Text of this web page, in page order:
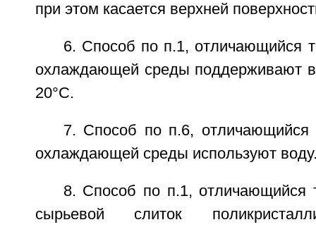
при этом касается верхней
6. Способ по п.1, отличающийся
охлаждающей среды поддерживают
20°C.
7. Способ по п.6, отличающийся
охлаждающей среды используют
8. Способ по п.1, отличающийся
сырьевой слиток